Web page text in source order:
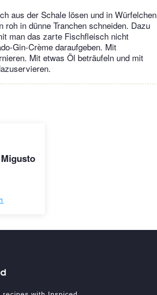
aus der Schale lösen und in Würfelchen
in dünne Tranchen schneiden. Dazu
man das zarte Fischfleisch nicht
Gin-Crème daraufgeben. Mit
Mit etwas Öl beträufeln und mit
Migusto